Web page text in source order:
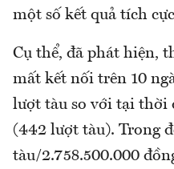
một số kết quả tích
Cụ thể, đã phát hiện,
mất kết nối trên 10
lượt tàu so với tại thời
(442 lượt tàu). Trong
tàu/2.758.500.000